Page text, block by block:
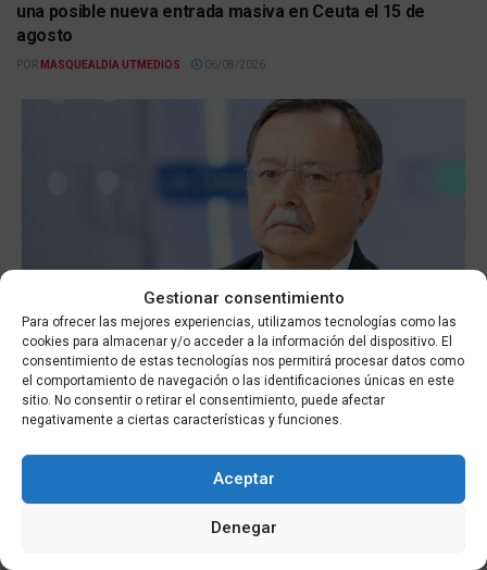
Gestionar consentimiento
Para ofrecer las mejores experiencias, utilizamos tecnologías como las
cookies para almacenar y/o acceder a la información del dispositivo. El
consentimiento de estas tecnologías nos permitirá procesar datos como
el comportamiento de navegación o las identificaciones únicas en este
sitio. No consentir o retirar el consentimiento, puede afectar
negativamente a ciertas características y funciones.
Aceptar
Denegar
una posible nueva entrada masiva en Ceuta el 15 de
agosto
POR MASQUEALDIA UTMEDIOS 06/08/2026
Ceuta solicita reforzar la frontera ante el posible
aumento de entradas masivas el 15 de agosto
POR MASQUEALDIA UTMEDIOS 06/08/2026